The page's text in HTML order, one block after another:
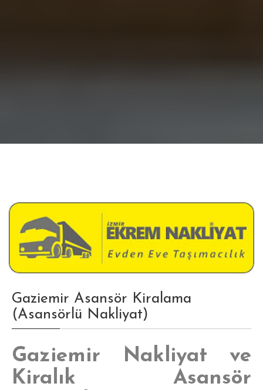
Gaziemir Asansör Kiralama
(Asansörlü Nakliyat)
Gaziemir Nakliyat ve
Kiralık Asansör